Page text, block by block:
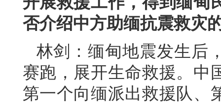
否介绍中方助缅抗震救灾
林剑：缅甸地震发生后
赛跑，展开生命救援。中
第一个向缅派出救援队、